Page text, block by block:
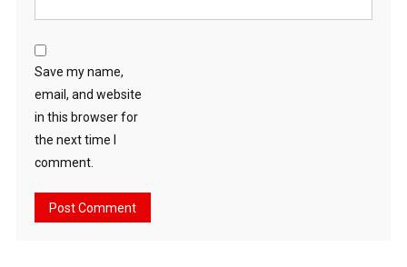
Save my name,
email, and website
in this browser for
the next time I
comment.